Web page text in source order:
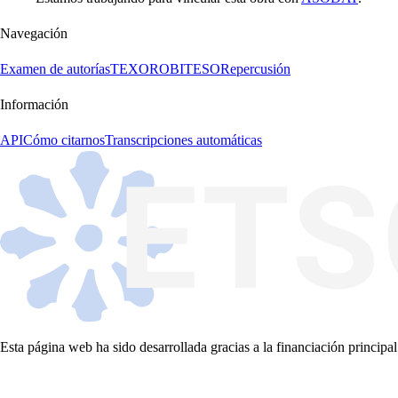
Navegación
Examen de autoríasTEXOROBITESORepercusión
Información
APICómo citarnosTranscripciones automáticas
Esta página web ha sido desarrollada gracias a la financiación